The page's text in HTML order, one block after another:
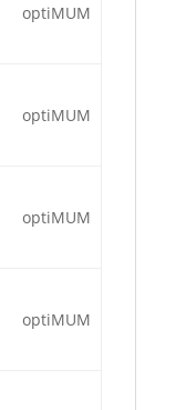
optiMUM
optiMUM
optiMUM
optiMUM